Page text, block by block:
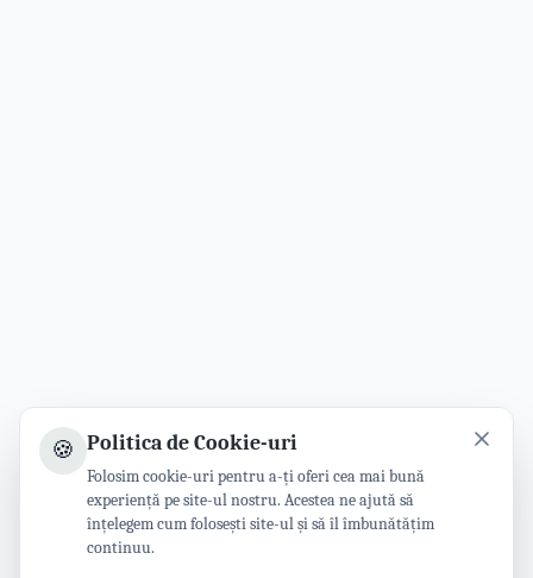
🍪 Politica de Cookie-uri
Folosim cookie-uri pentru a-ți oferi cea mai bună
experiență pe site-ul nostru. Acestea ne ajută să
înțelegem cum folosești site-ul și să îl îmbunătățim
continuu.